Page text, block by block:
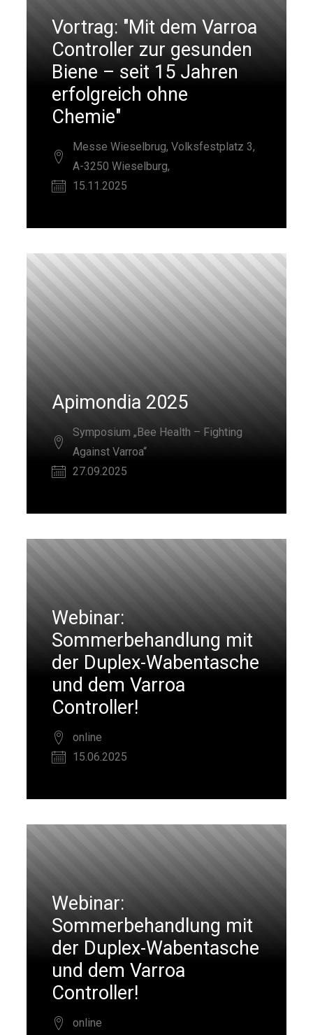
Vortrag: "Mit dem Varroa
Controller zur gesunden
Biene – seit 15 Jahren
erfolgreich ohne
Chemie"
Messe Wieselbrug, Volksfestplatz 3,
A-3250 Wieselburg,
15.11.2025
Apimondia 2025
Symposium „Bee Health – Fighting
Against Varroa“
27.09.2025
Webinar:
Sommerbehandlung mit
der Duplex-Wabentasche
und dem Varroa
Controller!
online
15.06.2025
Webinar:
Sommerbehandlung mit
der Duplex-Wabentasche
und dem Varroa
Controller!
online